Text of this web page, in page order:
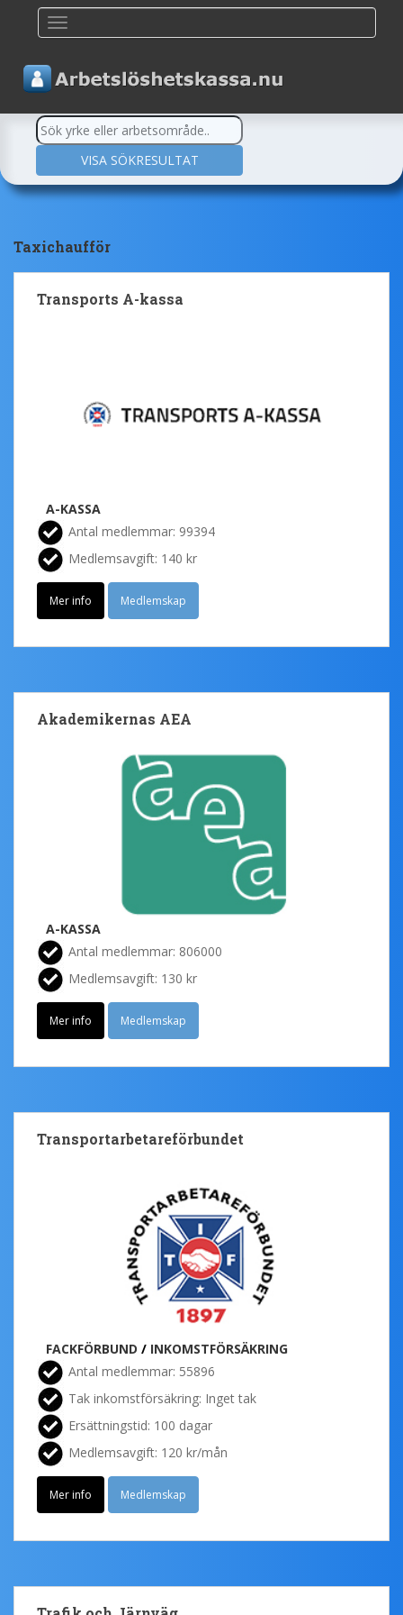
Taxichaufför
Transports A-kassa
A-KASSA
Antal medlemmar: 99394
Medlemsavgift: 140 kr
Mer info Medlemskap
Akademikernas AEA
A-KASSA
Antal medlemmar: 806000
Medlemsavgift: 130 kr
Mer info Medlemskap
Transportarbetareförbundet
FACKFÖRBUND / INKOMSTFÖRSÄKRING
Antal medlemmar: 55896
Tak inkomstförsäkring: Inget tak
Ersättningstid: 100 dagar
Medlemsavgift: 120 kr/mån
Mer info Medlemskap